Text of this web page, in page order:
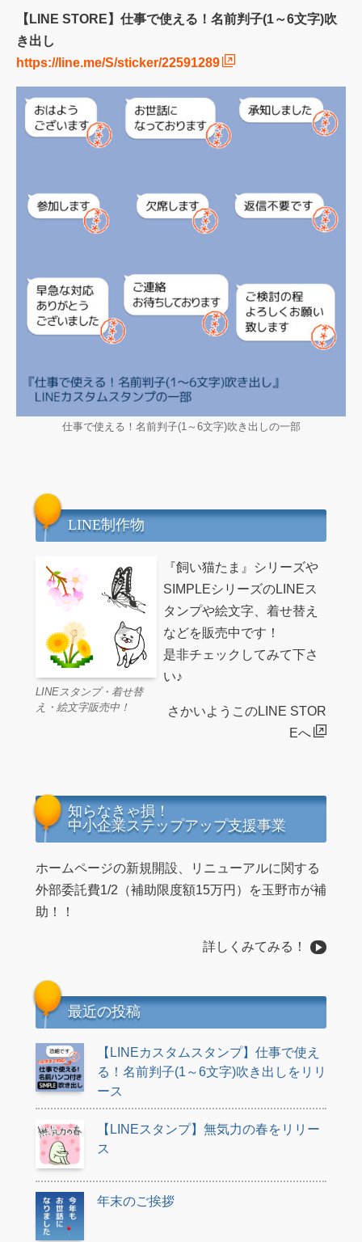
【LINE STORE】仕事で使える！名前判子(1～6文字)吹
き出し
https://line.me/S/sticker/22591289
仕事で使える！名前判子(1～6文字)吹き出しの一部
LINE制作物
LINEスタンプ・着せ替
え・絵文字販売中！
『飼い猫たま』シリーズや
SIMPLEシリーズのLINEス
タンプや絵文字、着せ替え
などを販売中です！
是非チェックしてみて下さ
い♪
さかいようこのLINE STOR
Eへ
知らなきゃ損！
中小企業ステップアップ支援事業
ホームページの新規開設、リニューアルに関する
外部委託費1/2（補助限度額15万円）を玉野市が補
助！！
詳しくみてみる！
最近の投稿
【LINEカスタムスタンプ】仕事で使え
る！名前判子(1～6文字)吹き出しをリリ
ース
【LINEスタンプ】無気力の春をリリー
ス
年末のご挨拶